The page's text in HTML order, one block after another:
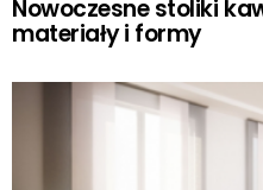
Nowoczesne stoliki
materiały i formy